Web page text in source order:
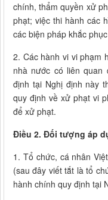
chính, thẩm quyền xử
phạt; việc thi hành các
các biện pháp khắc
2. Các hành vi vi phạm
nhà nước có liên
định tại Nghị định này
quy định về xử phạt vi
để xử phạt.
Điều 2. Đối tượng áp
1. Tổ chức, cá nhân
(sau đây viết tắt là tổ
hành chính quy định tại